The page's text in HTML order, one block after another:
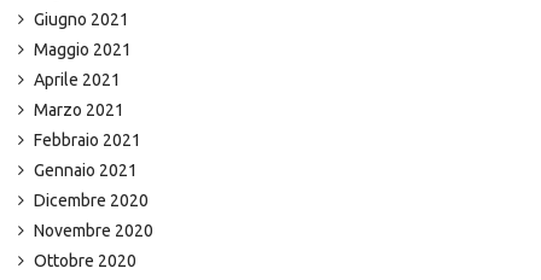
Giugno 2021
Maggio 2021
Aprile 2021
Marzo 2021
Febbraio 2021
Gennaio 2021
Dicembre 2020
Novembre 2020
Ottobre 2020